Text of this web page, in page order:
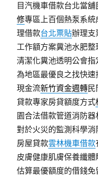
目汽機車借款台北當
修專區上百個熱泵系
理借款台北票貼辦理支
工作額方案糞池水肥整
清潔化糞池透明公會
為地區最優良之找快
現金流新竹資金週轉
貸款專家房貸額度方式
園合法借款管道消防
對於火災的監測科學
房屋貸款雲林機車借款
皮膚健康肌膚保養纖體
估算最優額度的借錢